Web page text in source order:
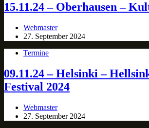
15.11.24 – Oberhausen –
Webmaster
27. September 2024
Termine
09.11.24 – Helsinki –
Festival 2024
Webmaster
27. September 2024